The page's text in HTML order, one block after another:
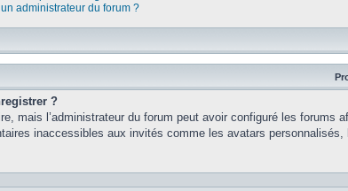
administrateur du forum ?
?
mais l’administrateur du forum peut avoir configuré les forums
inaccessibles aux invités comme les avatars